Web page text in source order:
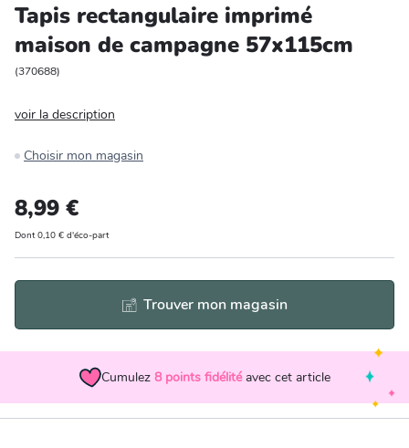
Bricolage et auto
Jardin et plein air
Tapis rectangulaire imprimé
maison de campagne 57x115cm
(370688)
voir la description
Choisir mon magasin
8,99 €
Dont 0,10 € d'éco-part
Trouver mon magasin
Cumulez 8 points fidélité avec cet article